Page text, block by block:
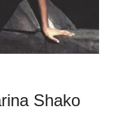
Shako